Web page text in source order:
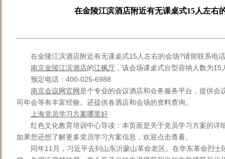
在金陵江滨酒店附近有无课桌式15人左右
在金陵江滨酒店附近有无课桌式15人左右的会场?请留联系电话
南京金陵江滨酒店的江枫厅 ，该会场课桌式台型容纳人数为
预定电话：400-025-6988
南京会议网官网是个专业的会议酒店和会务服务平台，提供会
司年会等有丰富经验。还提供各酒店和会场的资料查询。
上海党员学习方案哪里好
红色文化教育培训中心导读：本页面是关于党员学习方案的详
如果您还想了解更多党员学习方案信息，欢迎点击查看。
同年11月，习近平去到山东沂蒙山革命老区。在华东革命烈